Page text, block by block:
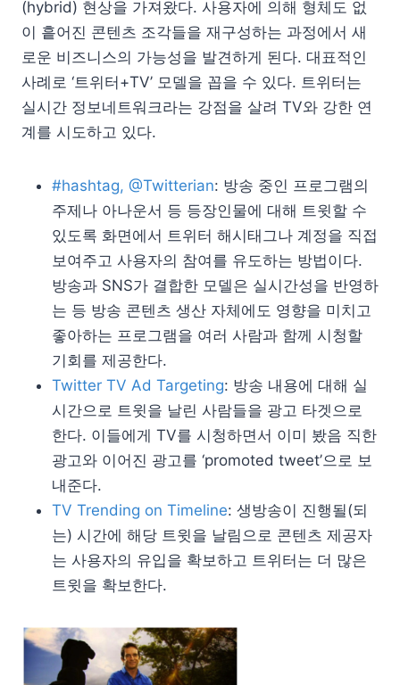
(hybrid) 현상을 가져왔다. 사용자에 의해 형체도 없
이 흩어진 콘텐츠 조각들을 재구성하는 과정에서 새
로운 비즈니스의 가능성을 발견하게 된다. 대표적인
사례로 ‘트위터+TV’ 모델을 꼽을 수 있다. 트위터는
실시간 정보네트워크라는 강점을 살려 TV와 강한 연
계를 시도하고 있다.
#hashtag, @Twitterian: 방송 중인 프로그램의
주제나 아나운서 등 등장인물에 대해 트윗할 수
있도록 화면에서 트위터 해시태그나 계정을 직접
보여주고 사용자의 참여를 유도하는 방법이다.
방송과 SNS가 결합한 모델은 실시간성을 반영하
는 등 방송 콘텐츠 생산 자체에도 영향을 미치고
좋아하는 프로그램을 여러 사람과 함께 시청할
기회를 제공한다.
Twitter TV Ad Targeting: 방송 내용에 대해 실
시간으로 트윗을 날린 사람들을 광고 타겟으로
한다. 이들에게 TV를 시청하면서 이미 봤음 직한
광고와 이어진 광고를 ‘promoted tweet’으로 보
내준다.
TV Trending on Timeline: 생방송이 진행될(되
는) 시간에 해당 트윗을 날림으로 콘텐츠 제공자
는 사용자의 유입을 확보하고 트위터는 더 많은
트윗을 확보한다.